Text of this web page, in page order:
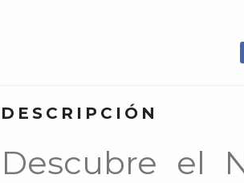
DESCRIPCIÓN
Descubre el